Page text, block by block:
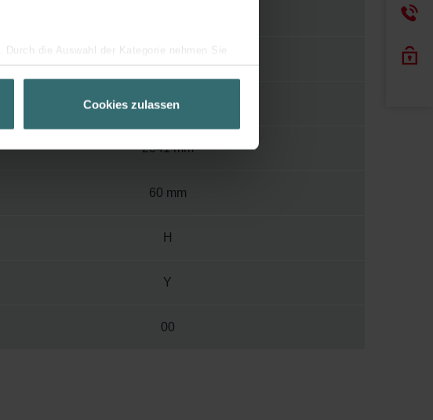
die Auswahl der Kategorie nehmen Sie
Ihnen maßgeschneiderte Informationen
über einen Link in der
Cookies zulassen
496 mm
2041 mm
60 mm
H
Y
00